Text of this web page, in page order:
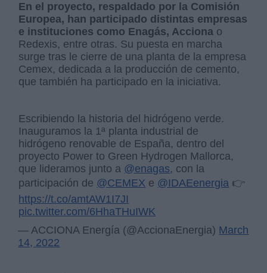
En el proyecto, respaldado por la Comisión
Europea, han participado distintas empresas
e instituciones como Enagás, Acciona o
Redexis, entre otras. Su puesta en marcha
surge tras le cierre de una planta de la empresa
Cemex, dedicada a la producción de cemento,
que también ha participado en la iniciativa.
Escribiendo la historia del hidrógeno verde.
Inauguramos la 1ª planta industrial de
hidrógeno renovable de España, dentro del
proyecto Power to Green Hydrogen Mallorca,
que lideramos junto a @enagas, con la
participación de @CEMEX e @IDAEenergia 👉
https://t.co/amtAW1I7JI
pic.twitter.com/6HhaTHuIWK
— ACCIONA Energía (@AccionaEnergia) March
14, 2022